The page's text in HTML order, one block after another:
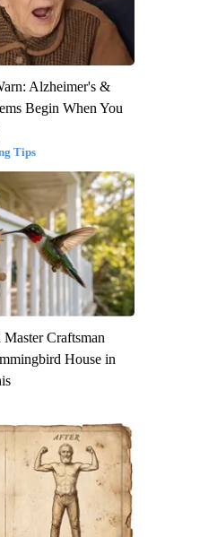
Alzheimer's &
Begin When You
Tips
Craftsman
House in